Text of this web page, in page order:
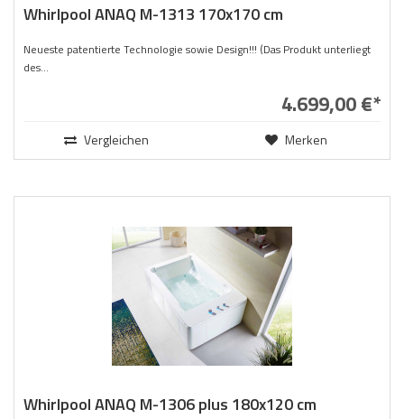
Whirlpool ANAQ M-1313 170x170 cm
Neueste patentierte Technologie sowie Design!!! (Das Produkt unterliegt
des...
4.699,00 €*
Vergleichen Merken
Whirlpool ANAQ M-1306 plus 180x120 cm